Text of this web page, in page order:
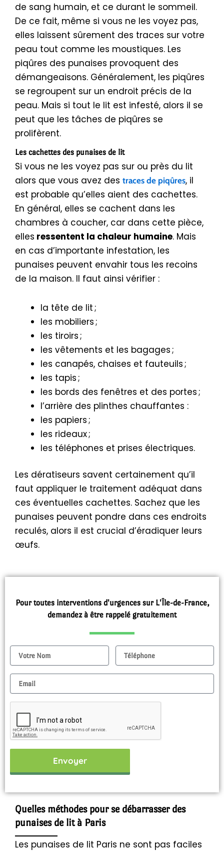
de sang humain, et ce durant le sommeil.
De ce fait, même si vous ne les voyez pas,
elles laissent sûrement des traces sur votre
peau tout comme les moustiques. Les
piqûres des punaises provoquent des
démangeaisons. Généralement, les piqûres
se regroupent sur un endroit précis de la
peau. Mais si tout le lit est infesté, alors il se
peut que les tâches de piqûres se
prolifèrent.
Les cachettes des punaises de lit
Si vous ne les voyez pas sur ou près du lit
alors que vous avez des traces de piqûres, il
est probable qu’elles aient des cachettes.
En général, elles se cachent dans les
chambres à coucher, car dans cette pièce,
elles ressentent la chaleur humaine. Mais
en cas d’importante infestation, les
punaises peuvent envahir tous les recoins
de la maison. Il faut ainsi vérifier :
la tête de lit ;
les mobiliers ;
les tiroirs ;
les vêtements et les bagages ;
les canapés, chaises et fauteuils ;
les tapis ;
les bords des fenêtres et des portes ;
l’arrière des plinthes chauffantes :
les papiers ;
les rideaux ;
les téléphones et prises électriques.
Les dératiseurs savent certainement qu’il
faut appliquer le traitement adéquat dans
ces éventuelles cachettes. Sachez que les
punaises peuvent pondre dans ces endroits
reculés, alors il est crucial d’éradiquer leurs
œufs.
Pour toutes interventions d'urgences sur L'Île-de-France,
demandez à être rappelé gratuitement
Nom Tel
Email
Envoyer
Quelles méthodes pour se débarrasser des
punaises de lit à Paris
Les punaises de lit Paris ne sont pas faciles